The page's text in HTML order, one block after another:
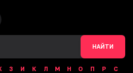
НАЙТИ
З И К Л М Н О П Р
С